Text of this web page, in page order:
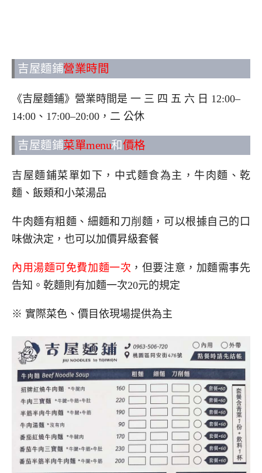
吉屋麵鋪營業時間
《吉屋麵鋪》營業時間是 一 三 四 五 六 日 12:00–
14:00、17:00–20:00，二 公休
吉屋麵鋪菜單menu和價格
吉屋麵鋪菜單如下，中式麵食為主，牛肉麵、乾
麵、飯類和小菜湯品
牛肉麵有粗麵、細麵和刀削麵，可以根據自己的口
味做決定，也可以加價昇級套餐
內用湯麵可免費加麵一次 ，但要注意，加麵需事先
告知。乾麵則有加麵一次20元的規定
※ 實際菜色、價目依現場提供為主